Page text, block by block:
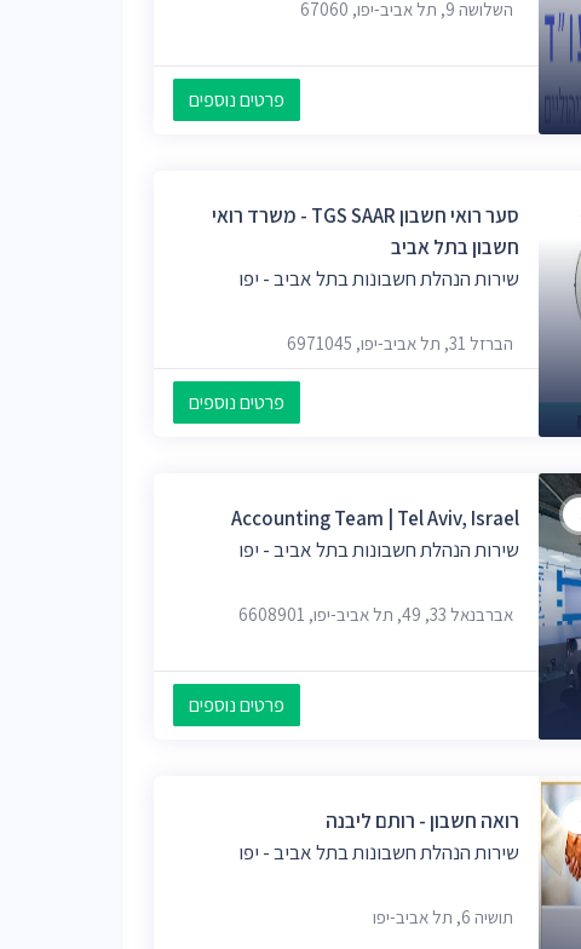
השלושה 9, תל אביב-יפו, 67060
פרטים נוספים
סער רואי חשבון TGS SAAR - משרד רואי
חשבון בתל אביב
שירות הנהלת חשבונות בתל אביב - יפו
הברזל 31, תל אביב-יפו, 6971045
פרטים נוספים
Accounting Team | Tel Aviv, Israel
שירות הנהלת חשבונות בתל אביב - יפו
אברבנאל 33, 49, תל אביב-יפו, 6608901
פרטים נוספים
רואה חשבון - רותם ליבנה
שירות הנהלת חשבונות בתל אביב - יפו
תושיה 6, תל אביב-יפו